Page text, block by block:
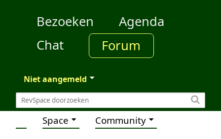
Bezoeken
Agenda
Chat
Forum
Niet aangemeld
Space Community